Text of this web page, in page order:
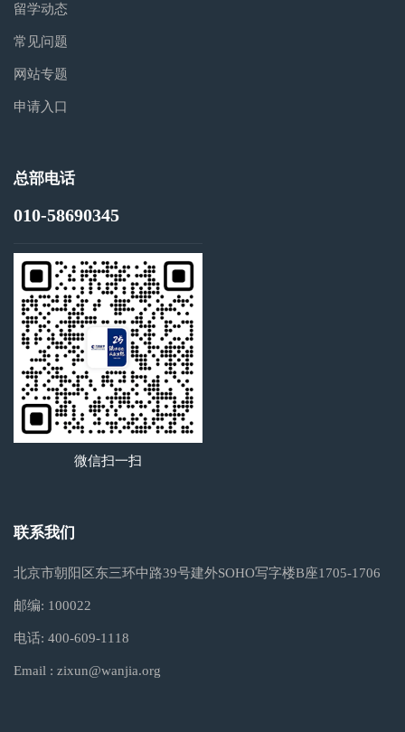
留学动态
常见问题
网站专题
申请入口
总部电话
010-58690345
微信扫一扫
联系我们
北京市朝阳区东三环中路39号建外SOHO写字楼B座1705-1706
邮编: 100022
电话: 400-609-1118
Email : zixun@wanjia.org